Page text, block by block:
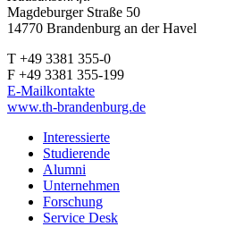
Magdeburger Straße 50
14770 Brandenburg an der Havel
T +49 3381 355-0
F +49 3381 355-199
E-Mailkontakte
www.th-brandenburg.de
Interessierte
Studierende
Alumni
Unternehmen
Forschung
Service Desk